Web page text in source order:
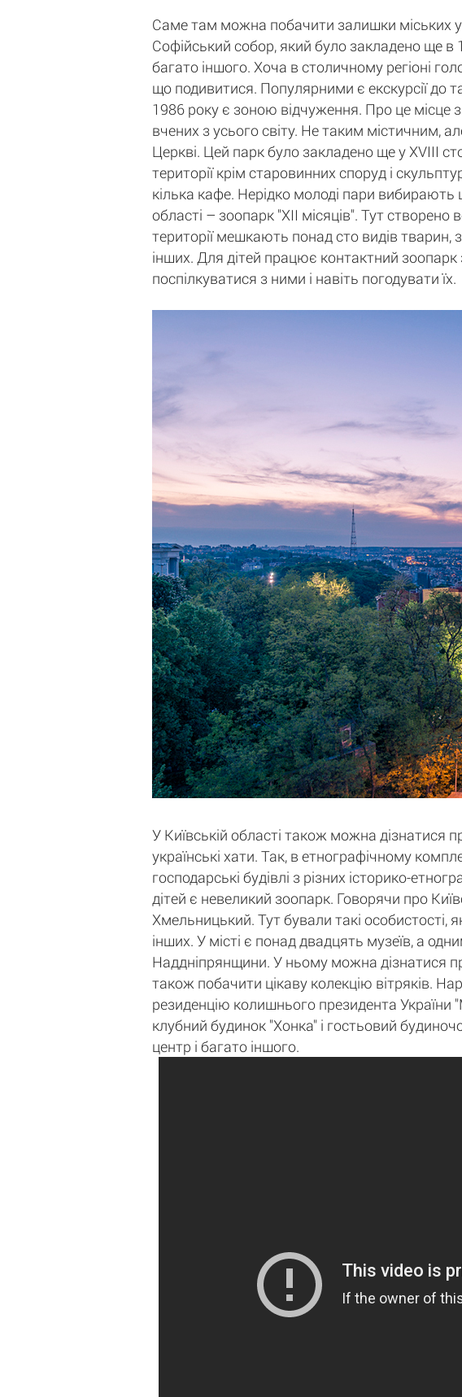
Саме там можна побачити залишки міських
Софійський собор, який було закладено ще в
багато іншого. Хоча в столичному регіоні
що подивитися. Популярними є екскурсії до
1986 року є зоною відчуження. Про це місце
вчених з усього світу. Не таким містичним,
Церкві. Цей парк було закладено ще у XVIII
території крім старовинних споруд і
кілька кафе. Нерідко молоді пари вибирають
області – зоопарк "ХII місяців". Тут
території мешкають понад сто видів тварин,
інших. Для дітей працює контактний
поспілкуватися з ними і навіть погодувати їх.
У Київській області також можна дізнатися
українські хати. Так, в етнографічному
господарські будівлі з різних історико-
дітей є невеликий зоопарк. Говорячи про
Хмельницький. Тут бували такі
інших. У місті є понад двадцять музеїв, а
Наддніпрянщини. У ньому можна дізнатися
також побачити цікаву колекцію вітряків.
резиденцію колишнього президента України
клубний будинок "Хонка" і гостьовий
центр і багато іншого.